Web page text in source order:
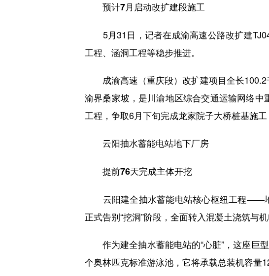
预计7月启动改扩建段施工
5月31日，记者在成渝高速公路改扩建
工程、涵洞工程等稳步推进。
成渝高速（重庆段）改扩建项目全长100.2
渝界桑家坡，是川渝地区综合交通运输网络
工程，争取6月下旬完成龙家院子大桥桩基施工
云阳抽水蓄能电站地下厂房
提前76天完成主体开挖
云阳建全抽水蓄能电站核心枢纽工程——地
正式告别“挖洞”阶段，全面转入混凝土浇筑与
作为建全抽水蓄能电站的“心脏”，这座巨
个奥林匹克标准游泳池，它将承载总装机容量